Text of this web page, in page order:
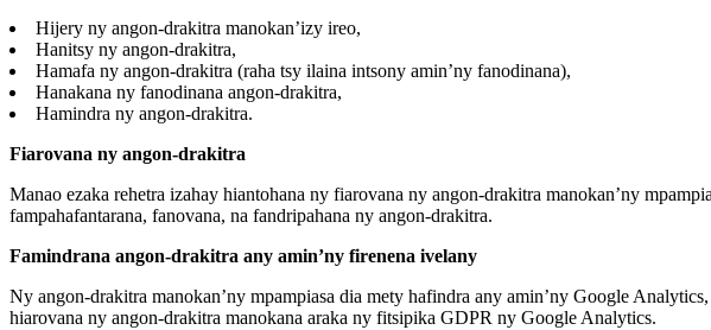
Hijery ny angon-drakitra manokan’izy ireo,
Hanitsy ny angon-drakitra,
Hamafa ny angon-drakitra (raha tsy ilaina intsony amin’ny fanodinana),
Hanakana ny fanodinana angon-drakitra,
Hamindra ny angon-drakitra.
Fiarovana ny angon-drakitra
Manao ezaka rehetra izahay hiantohana ny fiarovana ny angon-drakitra manokan’ny
fampahafantarana, fanovana, na fandripahana ny angon-drakitra.
Famindrana angon-drakitra any amin’ny firenena ivelany
Ny angon-drakitra manokan’ny mpampiasa dia mety hafindra any amin’ny Google
hiarovana ny angon-drakitra manokana araka ny fitsipika GDPR ny Google Analytics.